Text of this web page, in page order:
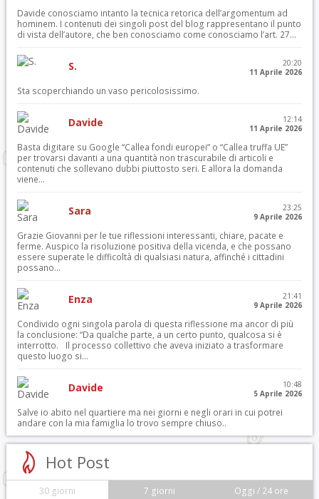
Davide conosciamo intanto la tecnica retorica dell’argomentum ad
hominem. I contenuti dei singoli post del blog rappresentano il punto
di vista dell’autore, che ben conosciamo come conosciamo l’art. 27...
S.
20:20
11 Aprile 2026
Sta scoperchiando un vaso pericolosissimo.
Davide
12:14
11 Aprile 2026
Basta digitare su Google “Callea fondi europei” o “Callea truffa UE”
per trovarsi davanti a una quantità non trascurabile di articoli e
contenuti che sollevano dubbi piuttosto seri. E allora la domanda
viene...
Sara
23:25
9 Aprile 2026
Grazie Giovanni per le tue riflessioni interessanti, chiare, pacate e
ferme. Auspico la risoluzione positiva della vicenda, e che possano
essere superate le difficoltà di qualsiasi natura, affinché i cittadini
possano...
Enza
21:41
9 Aprile 2026
Condivido ogni singola parola di questa riflessione ma ancor di più
la conclusione: “Da qualche parte, a un certo punto, qualcosa si è
interrotto. Il processo collettivo che aveva iniziato a trasformare
questo luogo si...
Davide
10:48
5 Aprile 2026
Salve io abito nel quartiere ma nei giorni e negli orari in cui potrei
andare con la mia famiglia lo trovo sempre chiuso..
Hot Post
30 giorni 7 giorni Oggi / 24 ore